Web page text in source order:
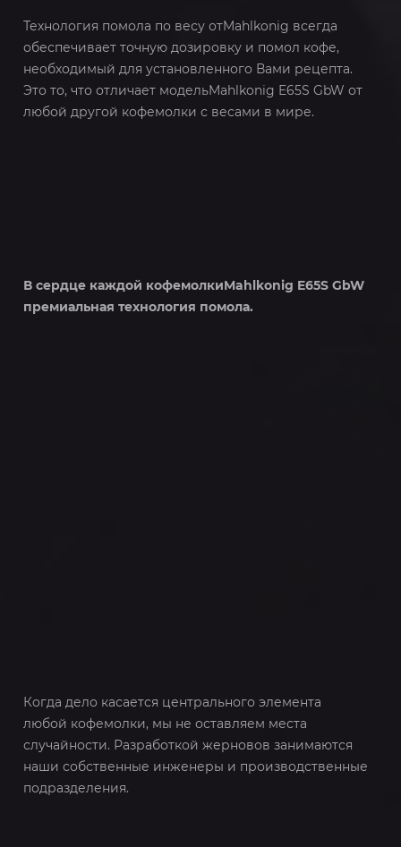
Технология помола по весу отMahlkonig всегда
обеспечивает точную дозировку и помол кофе,
необходимый для установленного Вами рецепта.
Это то, что отличает модельMahlkonig E65S GbW от
любой другой кофемолки с весами в мире.
В сердце каждой кофемолкиMahlkonig E65S GbW
премиальная технология помола.
Когда дело касается центрального элемента
любой кофемолки, мы не оставляем места
случайности. Разработкой жерновов занимаются
наши собственные инженеры и производственные
подразделения.